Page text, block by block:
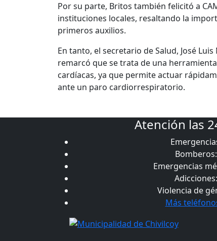
Por su parte, Britos también felicitó a
instituciones locales, resaltando la
primeros auxilios.
En tanto, el secretario de Salud, José
remarcó que se trata de una
cardíacas, ya que permite actuar
ante un paro cardiorrespiratorio.
Atención las
Emergencias
Violencia de
Más